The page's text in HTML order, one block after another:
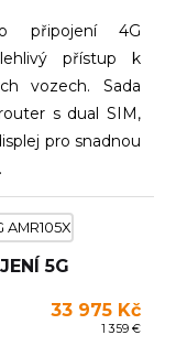
připojení 4G
přístup k
vozech. Sada
s dual SIM,
pro snadnou
5G
33 975 Kč
1 359 €